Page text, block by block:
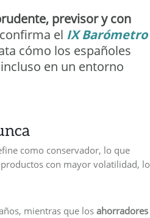
previsor y con
el IX Barómetro
cómo los españoles
en un entorno
como conservador, lo que
con mayor volatilidad, lo
mientras que losahorradores